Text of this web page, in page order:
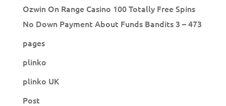
Ozwin On Range Casino 100 Totally Free Spins
No Down Payment About Funds Bandits 3 – 473
pages
plinko
plinko UK
Post